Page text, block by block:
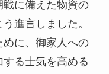
に備えた物資の
進言しました。
に、御家人への
る士気を高める